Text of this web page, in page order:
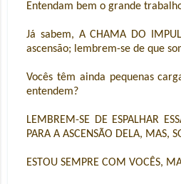
Entendam bem o grande
Já sabem, A CHAMA DO
ascensão; lembrem-se de que
Vocês têm ainda pequenas
entendem?
LEMBREM-SE DE ESPALHAR
PARA A ASCENSÃO DELA, MAS,
ESTOU SEMPRE COM VOCÊS,